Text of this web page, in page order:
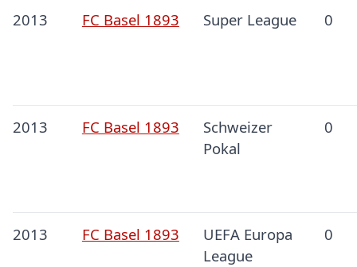
2013 FC Basel 1893 Super League 0
2013 FC Basel 1893
Schweizer
Pokal
0
2013 FC Basel 1893
UEFA Europa
League
0